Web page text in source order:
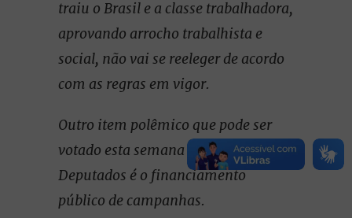
traiu o Brasil e a classe trabalhadora,
aprovando arrocho trabalhista e
social, não vai se reeleger de acordo
com as regras em vigor.
Outro item polêmico que pode ser
votado esta semana na Câmara dos
Deputados é o financiamento
público de campanhas.